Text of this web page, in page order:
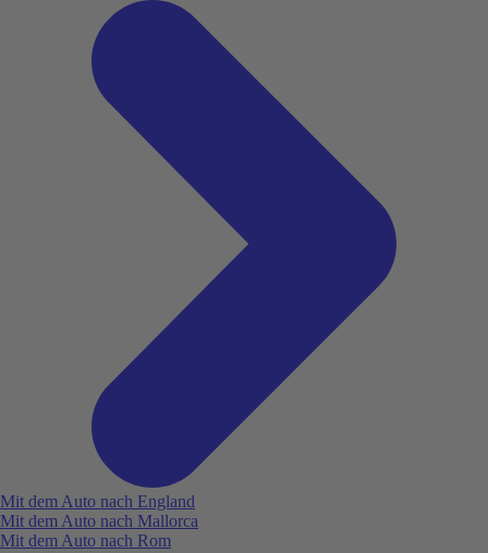
Mit dem Auto nach England
Mit dem Auto nach Mallorca
Mit dem Auto nach Rom